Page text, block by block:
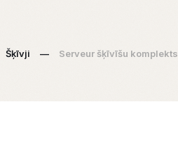
Šķīvji — Serveur šķīvīšu komplekts